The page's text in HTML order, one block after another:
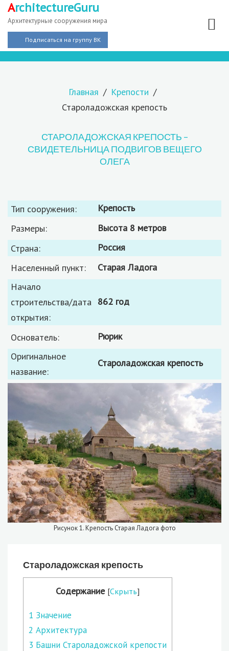
ArchitectureGuru
Архитектурные сооружения мира
Подписаться на группу ВК
Главная
Крепости
Староладожская крепость
СТАРОЛАДОЖСКАЯ КРЕПОСТЬ –
СВИДЕТЕЛЬНИЦА ПОДВИГОВ ВЕЩЕГО
ОЛЕГА
Тип сооружения:
крепость
Размеры:
высота 8 метров
Страна:
Россия
Населенный пункт:
Старая Ладога
Начало
строительства/дата
открытия:
862 год
Основатель:
Рюрик
Оригинальное
название:
Староладожская крепость
Рисунок 1. Крепость Старая Ладога фото
Староладожская крепость
Содержание [Скрыть]
1 Значение
2 Архитектура
3 Башни Староладожской крепости